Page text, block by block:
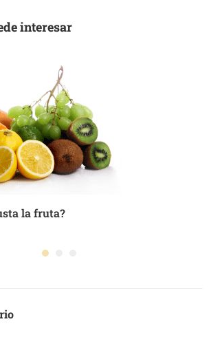
interesar
la fruta?